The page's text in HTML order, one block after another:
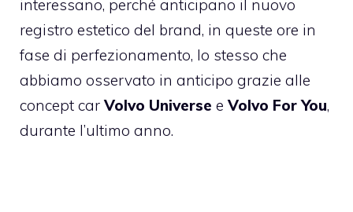
interessano, perché anticipano il nuovo
registro estetico del brand, in queste ore in
fase di perfezionamento, lo stesso che
abbiamo osservato in anticipo grazie alle
concept carVolvo Universe eVolvo For You,
durante l’ultimo anno.